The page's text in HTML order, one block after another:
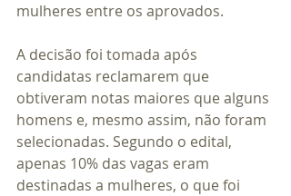
mulheres entre os aprovados.
A decisão foi tomada após
candidatas reclamarem que
obtiveram notas maiores que alguns
homens e, mesmo assim, não foram
selecionadas. Segundo o edital,
apenas 10% das vagas eram
destinadas a mulheres, o que foi